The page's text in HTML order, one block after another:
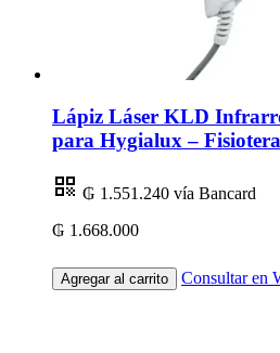
Lápiz Láser KLD
para Hygialux –
₲ 1.551.240 vía Bancard
₲ 1.668.000
Agregar al carrito Consultar en